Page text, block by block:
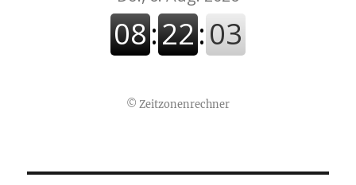
© Zeitzonenrechner